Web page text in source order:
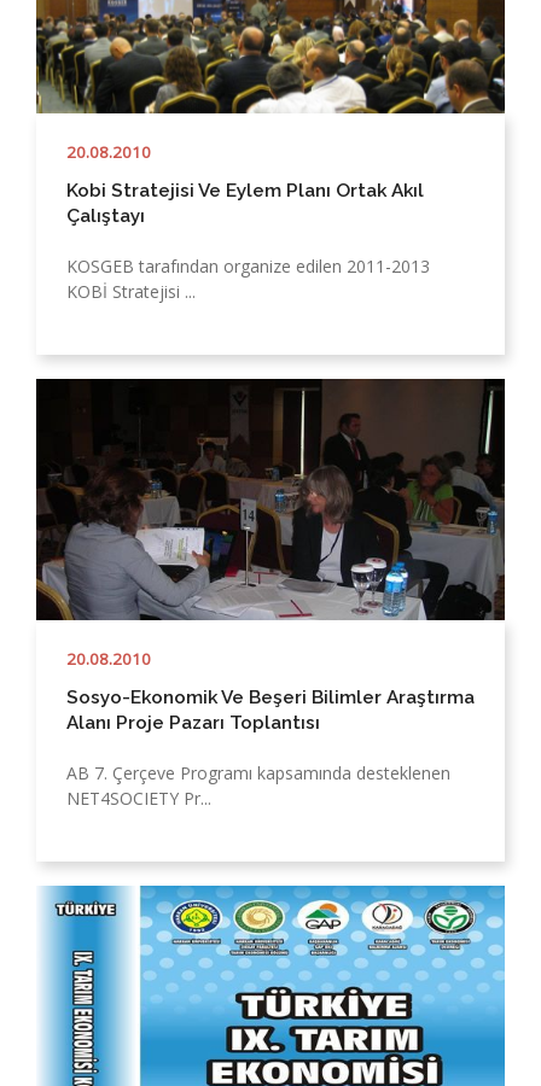
20.08.2010
Kobi Stratejisi Ve Eylem Planı Ortak Akıl
Çalıştayı
KOSGEB tarafından organize edilen 2011-2013
KOBİ Stratejisi ...
20.08.2010
Sosyo-Ekonomik Ve Beşeri Bilimler Araştırma
Alanı Proje Pazarı Toplantısı
AB 7. Çerçeve Programı kapsamında desteklenen
NET4SOCIETY Pr...